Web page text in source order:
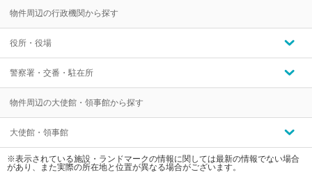
物件周辺の行政機関から探す
役所・役場
警察署・交番・駐在所
物件周辺の大使館・領事館から探す
大使館・領事館
※表示されている施設・ランドマークの情報に関しては最新の情報でない場合
があり、また実際の所在地と位置が異なる場合がございます。